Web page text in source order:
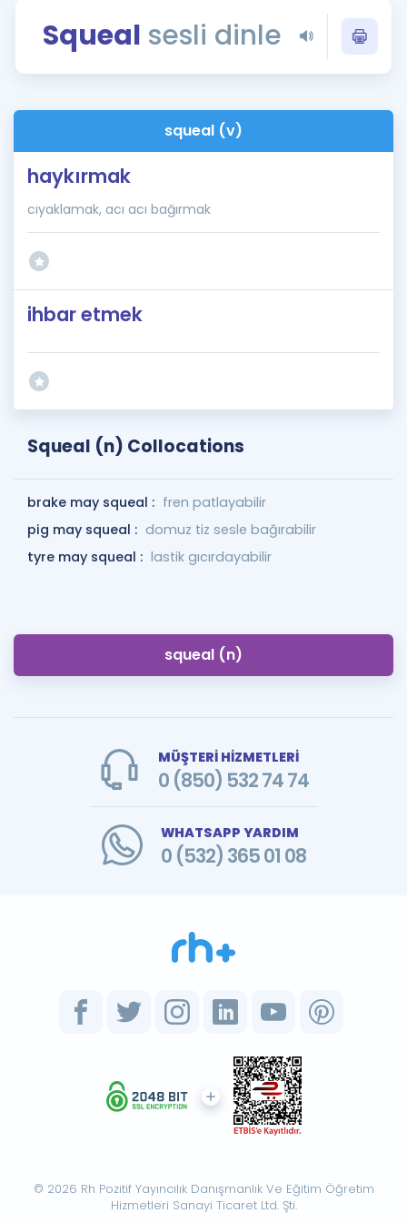
Rehberlik Aracı
Blog
İngilizce Gramer
Squeal sesli dinle
squeal (v)
haykırmak
cıyaklamak, acı acı bağırmak
ihbar etmek
Squeal (n) Collocations
brake may squeal : fren patlayabilir
pig may squeal : domuz tiz sesle bağırabilir
tyre may squeal : lastik gıcırdayabilir
squeal (n)
MÜŞTERİ HİZMETLERİ
0 (850) 532 74 74
WHATSAPP YARDIM
0 (532) 365 01 08
© 2026 Rh Pozitif Yayıncılık Danışmanlık Ve Eğitim Öğretim
Hizmetleri Sanayi Ticaret Ltd. Şti.